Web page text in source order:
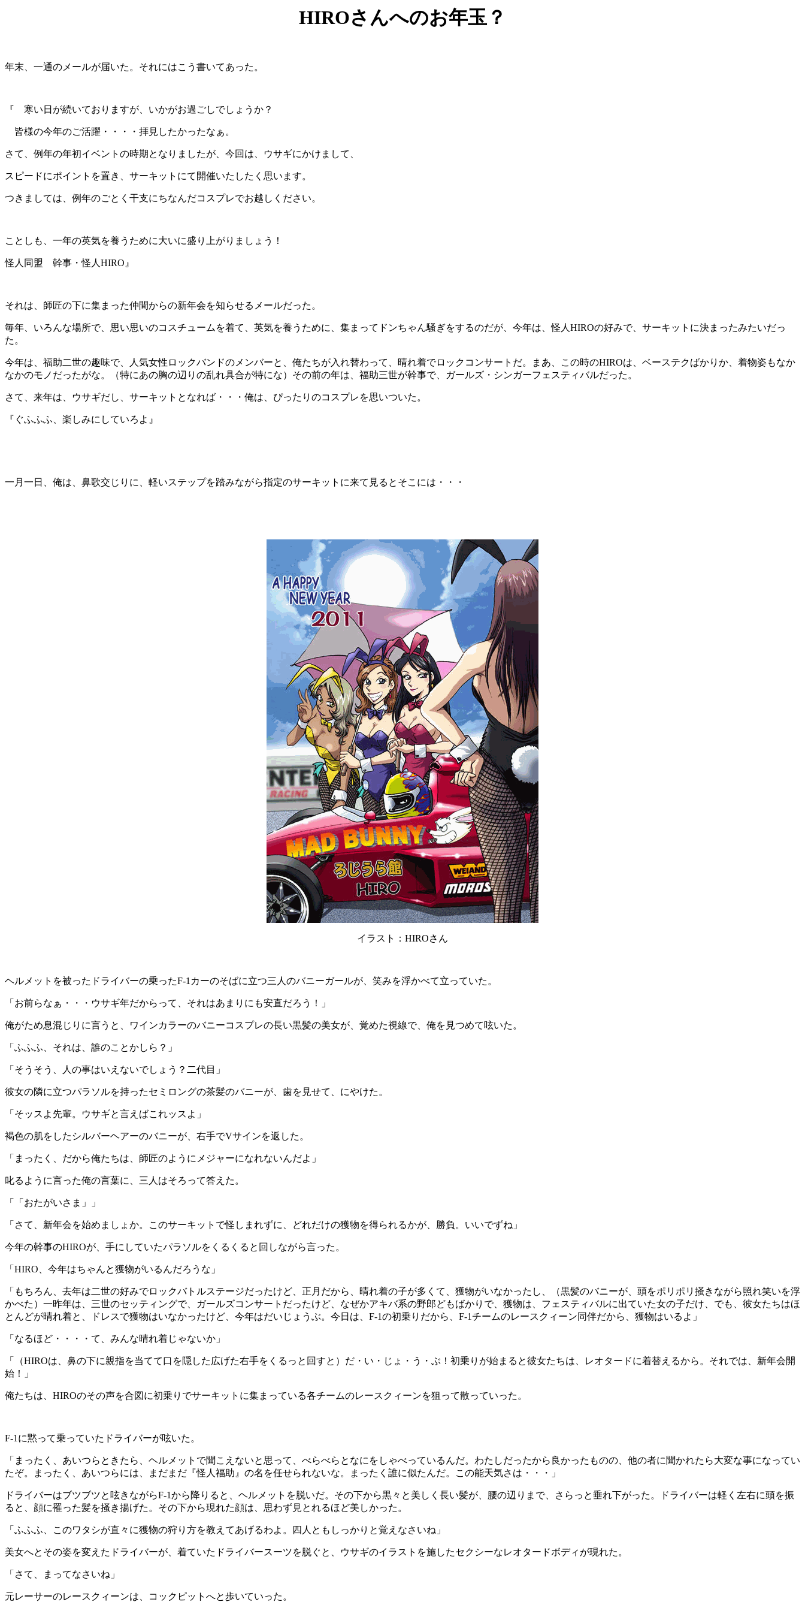
HIROさんへのお年玉？
年末、一通のメールが届いた。それにはこう書いてあった。
『 寒い日が続いておりますが、いかがお過ごしでしょうか？
皆様の今年のご活躍・・・・拝見したかったなぁ。
さて、例年の年初イベントの時期となりましたが、今回は、ウサギにかけまして、
スピードにポイントを置き、サーキットにて開催いたしたく思います。
つきましては、例年のごとく干支にちなんだコスプレでお越しください。
ことしも、一年の英気を養うために大いに盛り上がりましょう！
怪人同盟 幹事・怪人 HIRO 』
それは、師匠の下に集まった仲間からの新年会を知らせるメールだった。
毎年、いろんな場所で、思い思いのコスチュームを着て、英気を養うために、集まってドンちゃん騒ぎをするのだが、今年は、怪人 HIROの好みで、サーキットに決まったみたいだっ
た。
今年は、福助二世の趣味で、人気女性ロックバンドのメンバーと、俺たちが入れ替わって、晴れ着でロックコンサートだ。まあ、この時のHIROは、ベーステクばかりか、着物姿もなか
なかのモノだったがな。（特にあの胸の辺りの乱れ具合が特にな）その前の年は、福助三世が幹事で、ガールズ・シンガーフェスティバルだった。
さて、来年は、ウサギだし、サーキットとなれば・・・俺は、ぴったりのコスプレを思いついた。
『ぐふふふ、楽しみにしていろよ』
一月一日、俺は、鼻歌交じりに、軽いステップを踏みながら指定のサーキットに来て見るとそこには・・・
イラスト： HIROさん
ヘルメットを被ったドライバーの乗ったF-1 カーのそばに立つ三人のバニーガールが、笑みを浮かべて立っていた。
「お前らなぁ・・・ウサギ年だからって、それはあまりにも安直だろう！」
俺がため息混じりに言うと、ワインカラーのバニーコスプレの長い黒髪の美女が、覚めた視線で、俺を見つめて呟いた。
「ふふふ、それは、誰のことかしら？」
「そうそう、人の事はいえないでしょう？二代目」
彼女の隣に立つパラソルを持ったセミロングの茶髪のバニーが、歯を見せて、にやけた。
「そッスよ先輩。ウサギと言えばこれッスよ」
褐色の肌をしたシルバーヘアーのバニーが、右手でVサインを返した。
「まったく、だから俺たちは、師匠のようにメジャーになれないんだよ」
叱るように言った俺の言葉に、三人はそろって答えた。
「「おたがいさま」」
「さて、新年会を始めましょか。このサーキットで怪しまれずに、どれだけの獲物を得られるかが、勝負。いいでずね」
今年の幹事のHIROが、手にしていたパラソルをくるくると回しながら言った。
「 HIRO 、今年はちゃんと獲物がいるんだろうな」
「もちろん、去年は二世の好みでロックバトルステージだったけど、正月だから、晴れ着の子が多くて、獲物がいなかったし、（黒髪のバニーが、頭をポリポリ掻きながら照れ笑いを浮
かべた）一昨年は、三世のセッティングで、ガールズコンサートだったけど、なぜかアキバ系の野郎どもばかりで、獲物は、フェスティバルに出ていた女の子だけ、でも、彼女たちはほ
とんどが晴れ着と、ドレスで獲物はいなかったけど、今年はだいじょうぶ。今日は、 F-1の初乗りだから、 F-1チームのレースクィーン同伴だから、獲物はいるよ」
「なるほど・・・・て、みんな晴れ着じゃないか」
「（HIROは、鼻の下に親指を当てて口を隠した広げた右手をくるっと回すと）だ・い・じょ・う・ぶ！初乗りが始まると彼女たちは、レオタードに着替えるから。それでは、新年会開
始！」
俺たちは、 HIROのその声を合図に初乗りでサーキットに集まっている各チームのレースクィーンを狙って散っていった。
F-1 に黙って乗っていたドライバーが呟いた。
「まったく、あいつらときたら、ヘルメットで聞こえないと思って、べらべらとなにをしゃべっているんだ。わたしだったから良かったものの、他の者に聞かれたら大変な事になってい
たぞ。まったく、あいつらには、まだまだ『怪人福助』の名を任せられないな。まったく誰に似たんだ。この能天気さは・・・」
ドライバーはブツブツと呟きながらF-1から降りると、ヘルメットを脱いだ。その下から黒々と美しく長い髪が、腰の辺りまで、さらっと垂れ下がった。ドライバーは軽く左右に頭を振
ると、顔に罹った髪を掻き揚げた。その下から現れた顔は、思わず見とれるほど美しかった。
「ふふふ、このワタシが直々に獲物の狩り方を教えてあげるわよ。四人ともしっかりと覚えなさいね」
美女へとその姿を変えたドライバーが、着ていたドライバースーツを脱ぐと、ウサギのイラストを施したセクシーなレオタードボディが現れた。
「さて、まってなさいね」
元レーサーのレースクィーンは、コックピットへと歩いていった。